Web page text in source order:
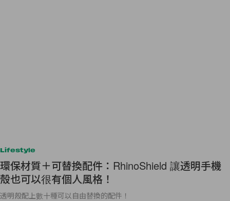
Lifestyle
環保材質＋可替換配件：RhinoShield 讓透明手機
殼也可以很有個人風格！
透明殼配上數十種可以自由替換的配件！